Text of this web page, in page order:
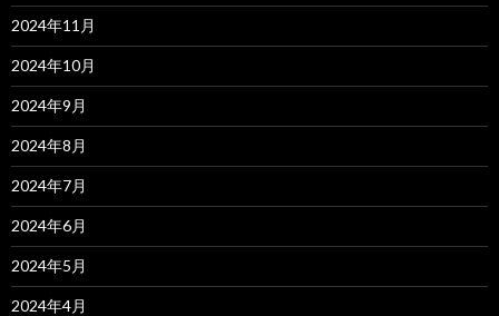
2024年11月
2024年10月
2024年9月
2024年8月
2024年7月
2024年6月
2024年5月
2024年4月